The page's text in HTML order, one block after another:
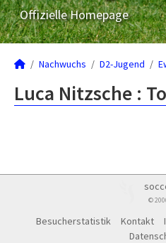
Offizielle Homepage
Nachwuchs D2-Jugend
Luca Nitzsche :
©
Besucherstatistik Kontakt